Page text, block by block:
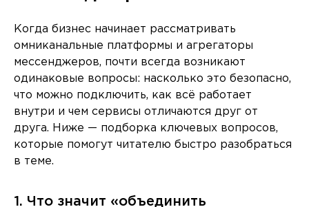
Когда бизнес начинает рассматривать
омниканальные платформы и агрегаторы
мессенджеров, почти всегда возникают
одинаковые вопросы: насколько это безопасно,
что можно подключить, как всё работает
внутри и чем сервисы отличаются друг от
друга. Ниже — подборка ключевых вопросов,
которые помогут читателю быстро разобраться
в теме.
1. Что значит «объединить